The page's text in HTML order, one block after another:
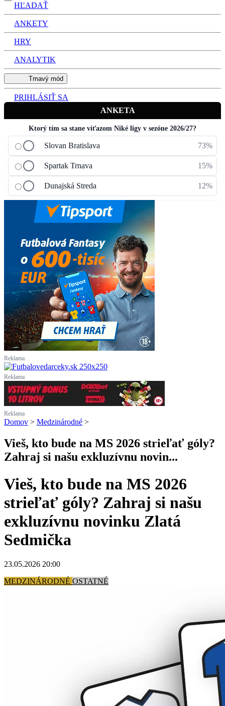
HĽADAŤ
ANKETY
HRY
ANALYTIK
Tmavý mód
PRIHLÁSIŤ SA
ANKETA
Ktorý tím sa stane víťazom Niké ligy v sezóne 2026/27?
Slovan Bratislava 73%
Spartak Trnava 15%
Dunajská Streda 12%
Reklama
Reklama
Reklama
Domov > Medzinárodné >
Vieš, kto bude na MS 2026 strieľať góly?
Zahraj si našu exkluzívnu novin...
Vieš, kto bude na MS 2026
strieľať góly? Zahraj si našu
exkluzívnu novinku Zlatá
Sedmička
23.05.2026 20:00
MEDZINÁRODNÉ OSTATNÉ